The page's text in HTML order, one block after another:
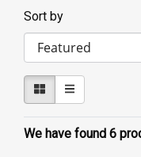
Sort by
We have found 6